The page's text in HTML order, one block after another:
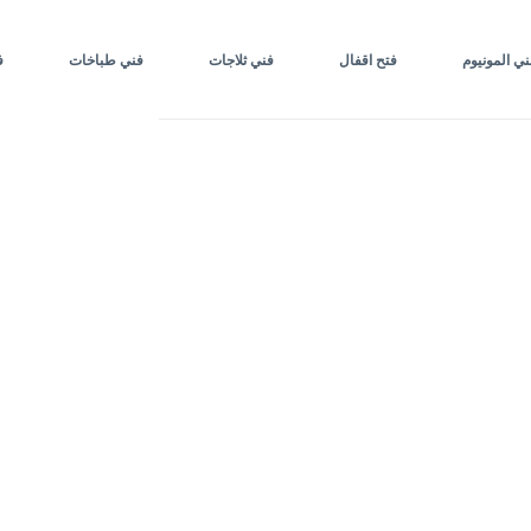
المونيوم فتح اقفال فني ثلاجات فني طباخات